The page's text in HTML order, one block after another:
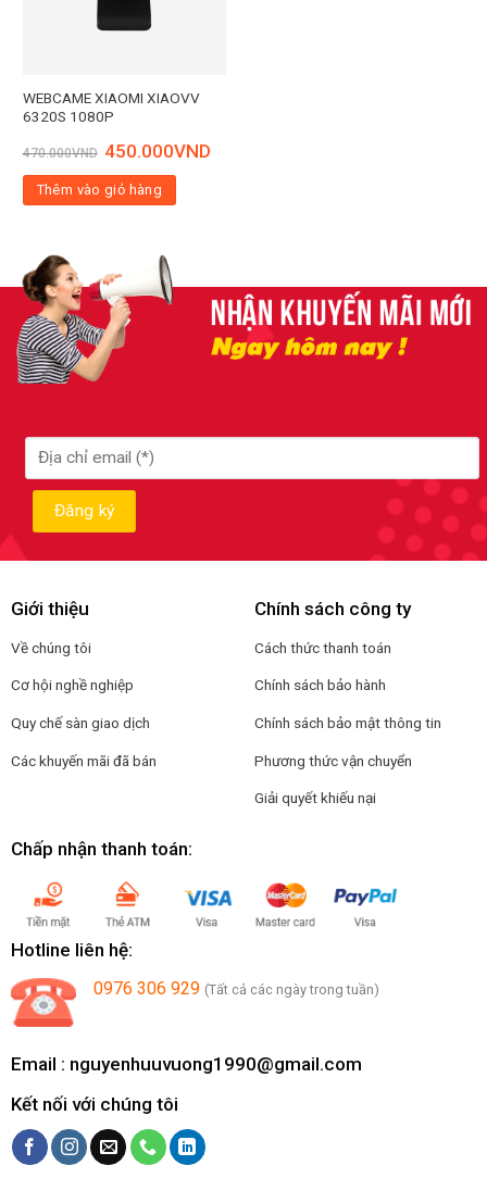
WEBCAME XIAOMI XIAOVV
6320S 1080P
470.000VND 450.000VND
Thêm vào giỏ hàng
Giới thiệu
Về chúng tôi
Cơ hội nghề nghiệp
Quy chế sàn giao dịch
Các khuyến mãi đã bán
Chính sách công ty
Cách thức thanh toán
Chính sách bảo hành
Chính sách bảo mật thông tin
Phương thức vận chuyển
Giải quyết khiếu nại
Chấp nhận thanh toán:
Hotline liên hệ:
0976 306 929 (Tất cả các ngày trong tuần)
Email : nguyenhuuvuong1990@gmail.com
Kết nối với chúng tôi